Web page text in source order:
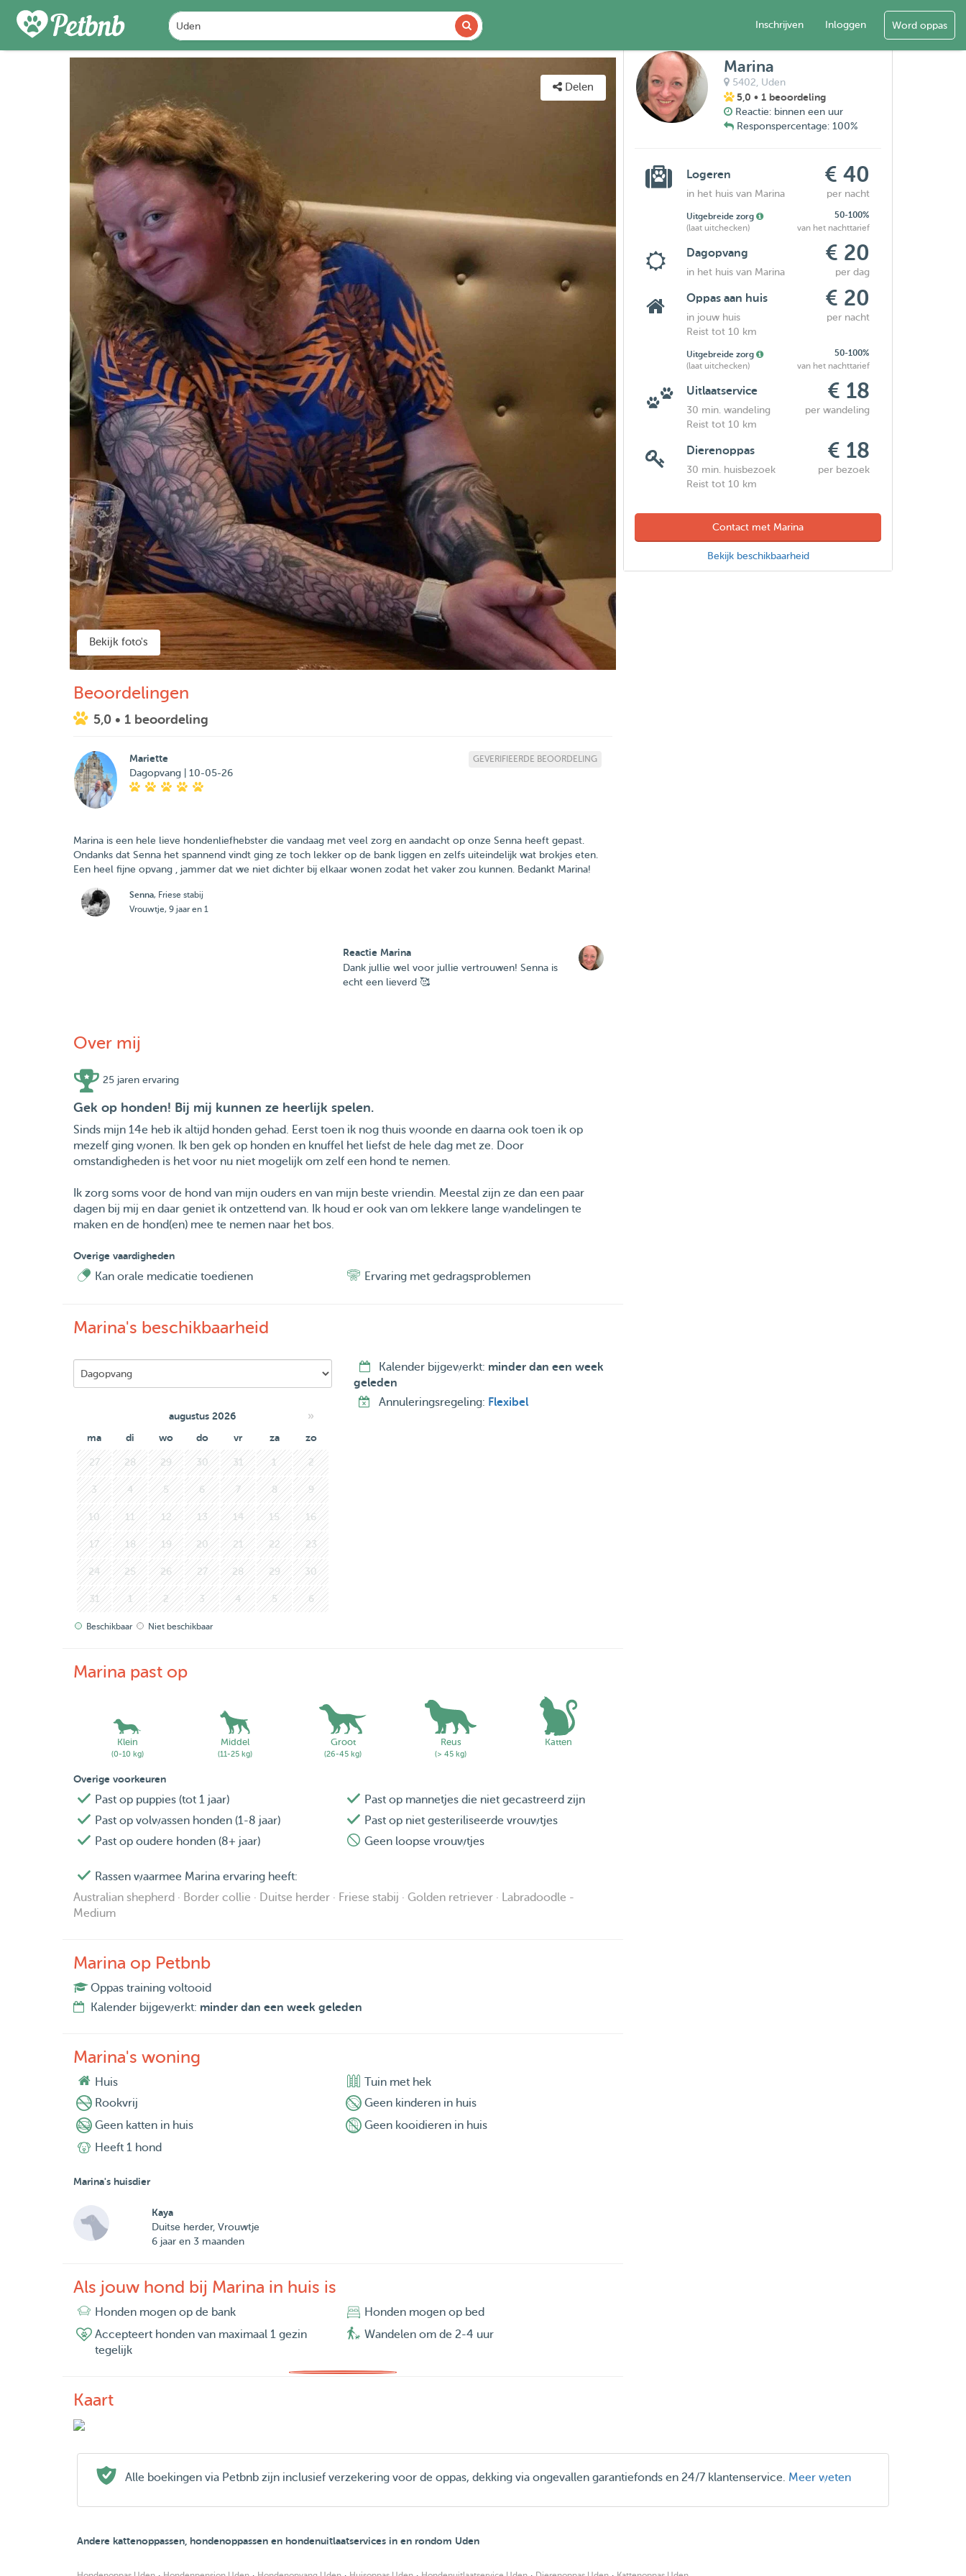
Inschrijven Inloggen Word oppas
Delen
Bekijk foto's
Beoordelingen
5,0 • 1 beoordeling
Mariette
Dagopvang | 10-05-26
GEVERIFIEERDE BEOORDELING
Marina is een hele lieve hondenliefhebster die vandaag met veel zorg en aandacht op onze Senna heeft gepast.
Ondanks dat Senna het spannend vindt ging ze toch lekker op de bank liggen en zelfs uiteindelijk wat brokjes eten.
Een heel fijne opvang , jammer dat we niet dichter bij elkaar wonen zodat het vaker zou kunnen. Bedankt Marina!
Senna, Friese stabij
Vrouwtje, 9 jaar en 1
Reactie Marina
Dank jullie wel voor jullie vertrouwen! Senna is
echt een lieverd 🥰
Over mij
25 jaren ervaring
Gek op honden! Bij mij kunnen ze heerlijk spelen.
Sinds mijn 14e heb ik altijd honden gehad. Eerst toen ik nog thuis woonde en daarna ook toen ik op
mezelf ging wonen. Ik ben gek op honden en knuffel het liefst de hele dag met ze. Door
omstandigheden is het voor nu niet mogelijk om zelf een hond te nemen.
Ik zorg soms voor de hond van mijn ouders en van mijn beste vriendin. Meestal zijn ze dan een paar
dagen bij mij en daar geniet ik ontzettend van. Ik houd er ook van om lekkere lange wandelingen te
maken en de hond(en) mee te nemen naar het bos.
Overige vaardigheden
Kan orale medicatie toedienen Ervaring met gedragsproblemen
Marina's beschikbaarheid
augustus 2026 »
ma di wo do vr za zo
27 28 29 30 31 1 2
3 4 5 6 7 8 9
10 11 12 13 14 15 16
17 18 19 20 21 22 23
24 25 26 27 28 29 30
31 1 2 3 4 5 6
Beschikbaar Niet beschikbaar
Kalender bijgewerkt: minder dan een week
geleden
Annuleringsregeling: Flexibel
Marina past op
Klein
(0-10 kg)
Middel
(11-25 kg)
Groot
(26-45 kg)
Reus
(> 45 kg)
Katten
Overige voorkeuren
Past op puppies (tot 1 jaar)
Past op volwassen honden (1-8 jaar)
Past op oudere honden (8+ jaar)
Past op mannetjes die niet gecastreerd zijn
Past op niet gesteriliseerde vrouwtjes
Geen loopse vrouwtjes
Rassen waarmee Marina ervaring heeft:
Australian shepherd · Border collie · Duitse herder · Friese stabij · Golden retriever · Labradoodle -
Medium
Marina op Petbnb
Oppas training voltooid
Kalender bijgewerkt: minder dan een week geleden
Marina's woning
Huis
Tuin met hek
Rookvrij
Geen kinderen in huis
Geen katten in huis
Geen kooidieren in huis
Heeft 1 hond
Marina's huisdier
Kaya
Duitse herder, Vrouwtje
6 jaar en 3 maanden
Als jouw hond bij Marina in huis is
Honden mogen op de bank
Honden mogen op bed
Accepteert honden van maximaal 1 gezin
tegelijk
Wandelen om de 2-4 uur
Kaart
Marina
5402, Uden
5,0 • 1 beoordeling
Reactie: binnen een uur
Responspercentage: 100%
Logeren € 40
in het huis van Marina per nacht
Uitgebreide zorg
50-100%
(laat uitchecken)
van het nachttarief
Dagopvang € 20
in het huis van Marina per dag
Oppas aan huis € 20
in jouw huis
per nacht
Reist tot 10 km
Uitgebreide zorg
50-100%
(laat uitchecken)
van het nachttarief
Uitlaatservice € 18
30 min. wandeling
per wandeling
Reist tot 10 km
Dierenoppas € 18
30 min. huisbezoek
per bezoek
Reist tot 10 km
Contact met Marina
Bekijk beschikbaarheid
Alle boekingen via Petbnb zijn inclusief verzekering voor de oppas, dekking via ongevallen garantiefonds en 24/7 klantenservice. Meer weten
Andere kattenoppassen, hondenoppassen en hondenuitlaatservices in en rondom Uden